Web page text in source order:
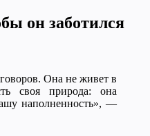
он заботился
Она не живет в
своя природа: она
наполненность», —